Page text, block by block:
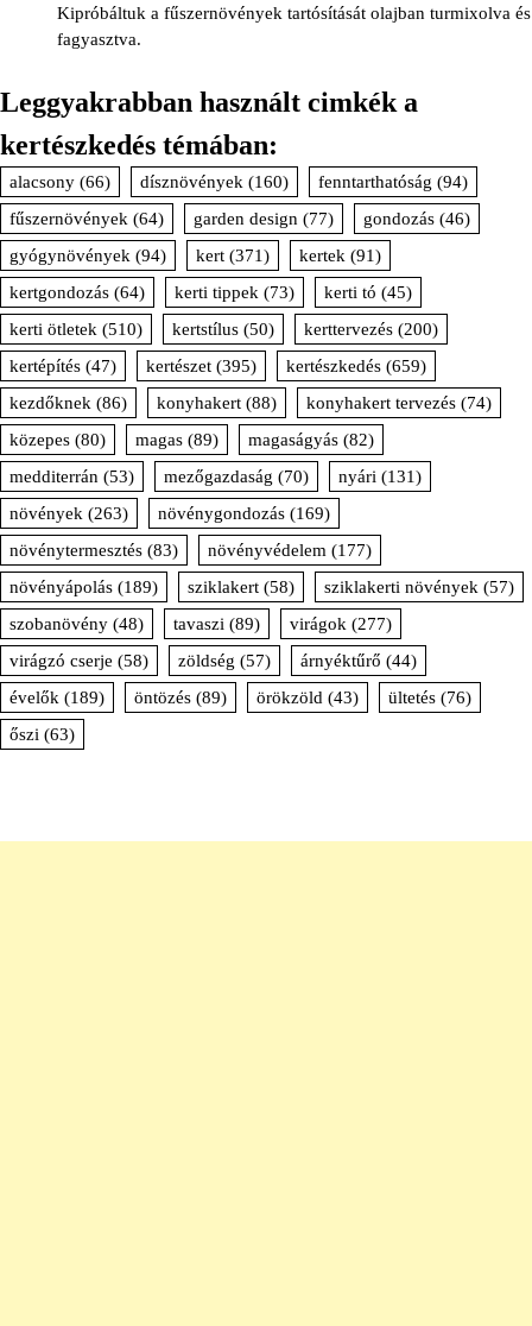
Kipróbáltuk a fűszernövények tartósítását olajban turmixolva és
fagyasztva.
Leggyakrabban használt cimkék a
kertészkedés témában:
alacsony (66) dísznövények (160) fenntarthatóság (94)
fűszernövények (64) garden design (77) gondozás (46)
gyógynövények (94) kert (371) kertek (91)
kertgondozás (64) kerti tippek (73) kerti tó (45)
kerti ötletek (510) kertstílus (50) kerttervezés (200)
kertépítés (47) kertészet (395) kertészkedés (659)
kezdőknek (86) konyhakert (88) konyhakert tervezés (74)
közepes (80) magas (89) magaságyás (82)
medditerrán (53) mezőgazdaság (70) nyári (131)
növények (263) növénygondozás (169)
növénytermesztés (83) növényvédelem (177)
növényápolás (189) sziklakert (58) sziklakerti növények (57)
szobanövény (48) tavaszi (89) virágok (277)
virágzó cserje (58) zöldség (57) árnyéktűrő (44)
évelők (189) öntözés (89) örökzöld (43) ültetés (76)
őszi (63)